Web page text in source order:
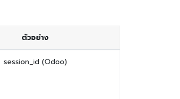
ตัวอย่าง
session_id (Odoo)